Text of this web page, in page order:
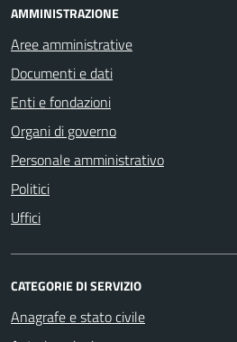
AMMINISTRAZIONE
Aree amministrative
Documenti e dati
Enti e fondazioni
Organi di governo
Personale amministrativo
Politici
Uffici
CATEGORIE DI SERVIZIO
Anagrafe e stato civile